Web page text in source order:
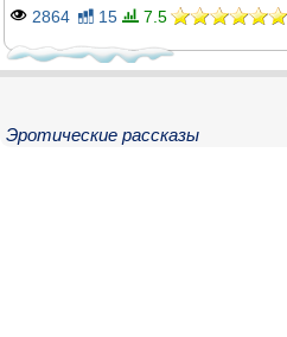
2864 15 7.5
Эротические рассказы